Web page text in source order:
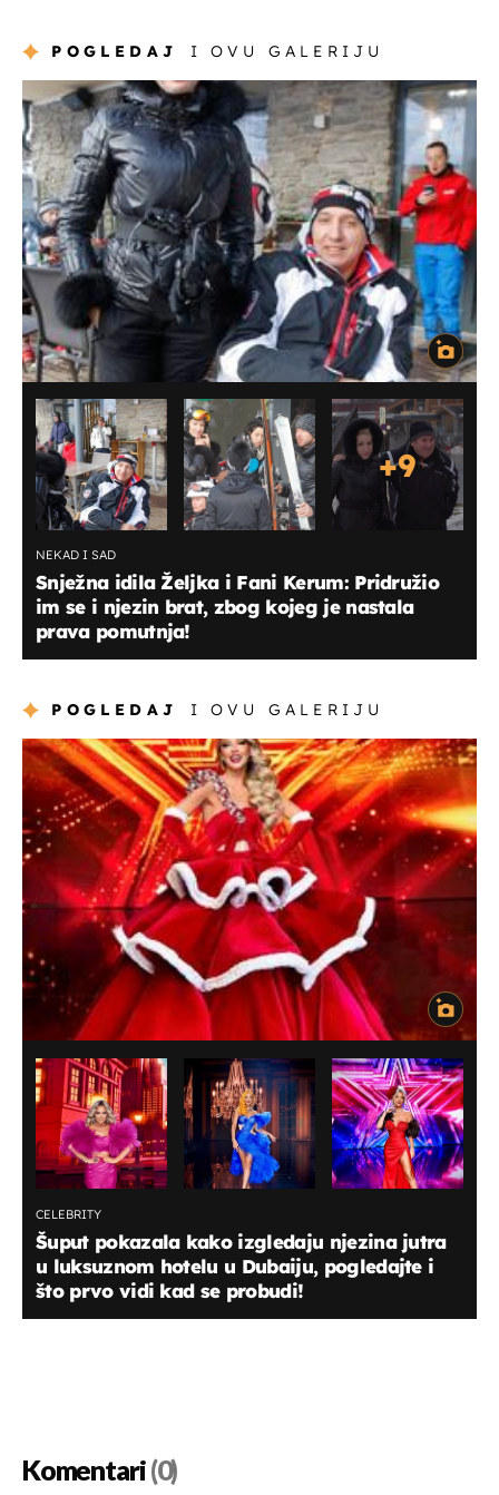
POGLEDAJ I OVU GALERIJU
+9
NEKAD I SAD
Snježna idila Željka i Fani Kerum: Pridružio
im se i njezin brat, zbog kojeg je nastala
prava pomutnja!
POGLEDAJ I OVU GALERIJU
CELEBRITY
Šuput pokazala kako izgledaju njezina jutra
u luksuznom hotelu u Dubaiju, pogledajte i
što prvo vidi kad se probudi!
Komentari(0)